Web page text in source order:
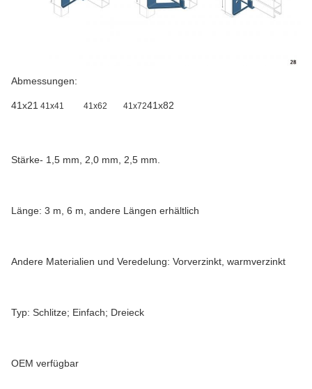
Abmessungen:
41x21 41x41 41x62 41x7241x82
Stärke- 1,5 mm, 2,0 mm, 2,5 mm.
Länge: 3 m, 6 m, andere Längen erhältlich
Andere Materialien und Veredelung: Vorverzinkt, warmverzinkt
Typ: Schlitze; Einfach; Dreieck
OEM verfügbar